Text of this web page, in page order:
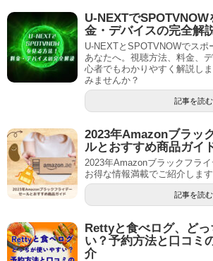
U-NEXTで
金・デバイスの完全解
U-NEXTとSPOTVNOWでスポ
あなたへ。視聴方法、料金、
心者でもわかりやすく解説し
みませんか？
記事を読む
2023年Amazonブラッ
ルとおすすめ商品ガイ
2023年Amazonブラックフラ
お得な情報満載でご紹介します
記事を読む
Rettyと食べログ、ど
い？予約方法と口コミ
介